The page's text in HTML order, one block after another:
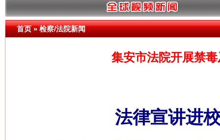
首页»检察/法院新闻
集安市法院开展禁
法律宣讲进